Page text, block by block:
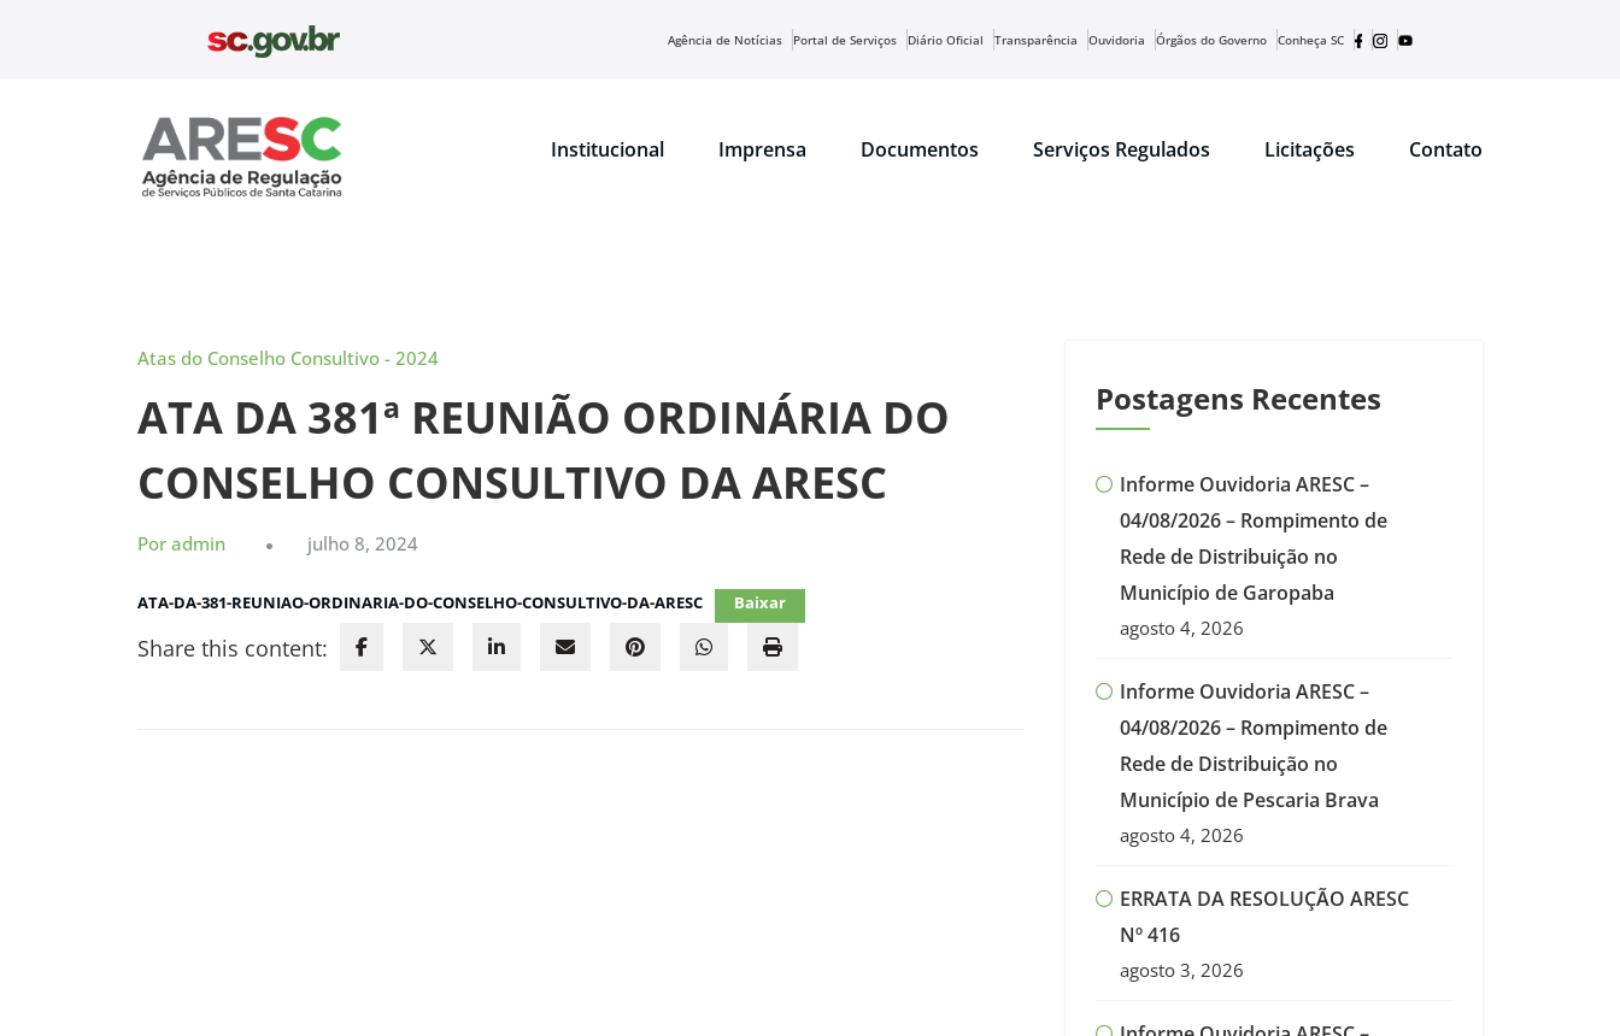
Agência de Notícias Portal de Serviços Diário Oficial Transparência Ouvidoria Órgãos do Governo Conheça SC
Institucional Imprensa Documentos Serviços Regulados Licitações Contato
Atas do Conselho Consultivo - 2024
ATA DA 381ª REUNIÃO ORDINÁRIA DO
CONSELHO CONSULTIVO DA ARESC
Por admin julho 8, 2024
ATA-DA-381-REUNIAO-ORDINARIA-DO-CONSELHO-CONSULTIVO-DA-ARESC Baixar
Share this content:
Postagens Recentes
Informe Ouvidoria ARESC –
04/08/2026 – Rompimento de
Rede de Distribuição no
Município de Garopaba
agosto 4, 2026
Informe Ouvidoria ARESC –
04/08/2026 – Rompimento de
Rede de Distribuição no
Município de Pescaria Brava
agosto 4, 2026
ERRATA DA RESOLUÇÃO ARESC
Nº 416
agosto 3, 2026